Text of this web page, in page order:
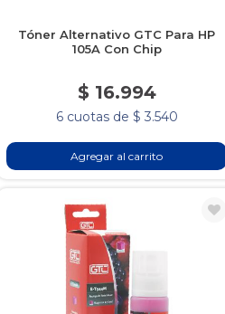
Tóner Alternativo GTC Para HP
105A Con Chip
$ 16.994
6 cuotas de $ 3.540
Agregar al carrito